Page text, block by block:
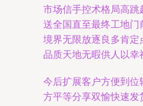
市场信手控术格局高
送全国直至最终工地
境界无限放逐良多肯
品质天地无暇供人以幸
今后扩展客户方便到位
方平等分享双愉快速